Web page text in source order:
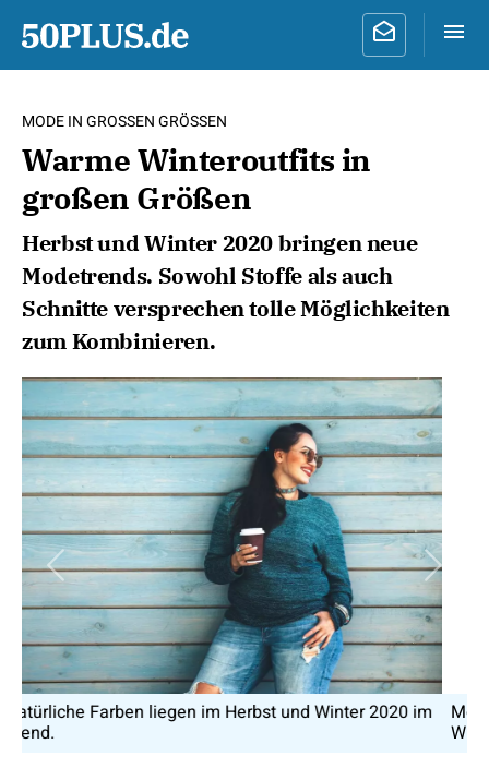
MODE IN GROSSEN GRÖSSEN
Warme Winteroutfits in
großen Größen
Herbst und Winter 2020 bringen neue
Modetrends. Sowohl Stoffe als auch
Schnitte versprechen tolle Möglichkeiten
zum Kombinieren.
Monochrome Ton-in-Ton-Outfits sind ein echter
Wintertrend.
Vorheriges Bild